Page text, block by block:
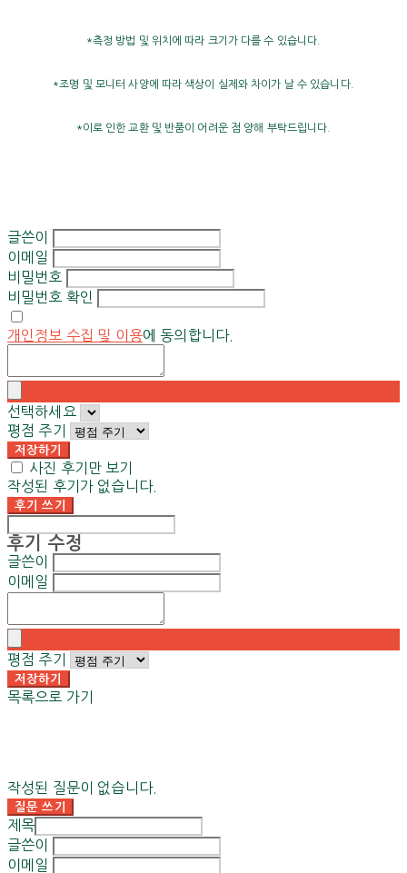
*측정 방법 및 위치에 따라 크기가 다를 수 있습니다.
*조명 및 모니터 사양에 따라 색상이 실제와 차이가 날 수 있습니다.
*이로 인한 교환 및 반품이 어려운 점 양해 부탁드립니다.
글쓴이
이메일
비밀번호
비밀번호 확인
개인정보 수집 및 이용에 동의합니다.
선택하세요
평점 주기
저장하기
사진 후기만 보기
작성된 후기가 없습니다.
후기 쓰기
후기 수정
글쓴이
이메일
평점 주기
저장하기
목록으로 가기
작성된 질문이 없습니다.
질문 쓰기
제목
글쓴이
이메일